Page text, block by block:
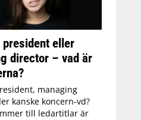
president eller
director – vad är
managing
kanske koncern-vd?
till ledartitlar är